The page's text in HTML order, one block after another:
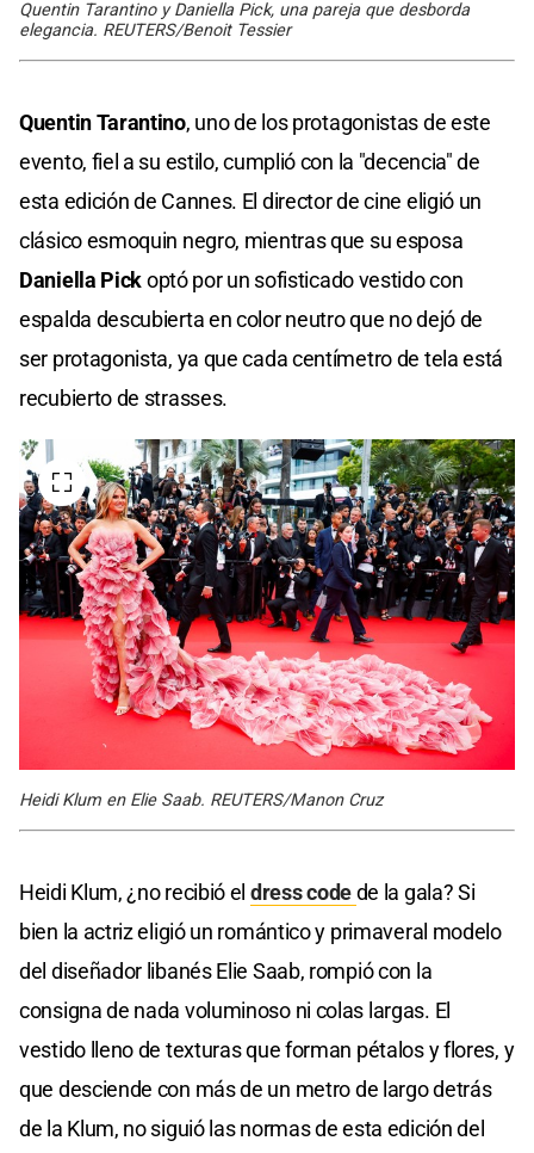
Quentin Tarantino y Daniella Pick, una pareja que desborda
elegancia. REUTERS/Benoit Tessier
Quentin Tarantino, uno de los protagonistas de este
evento, fiel a su estilo, cumplió con la "decencia" de
esta edición de Cannes. El director de cine eligió un
clásico esmoquin negro, mientras que su esposa
Daniella Pickoptó por un sofisticado vestido con
espalda descubierta en color neutro que no dejó de
ser protagonista, ya que cada centímetro de tela está
recubierto de strasses.
Heidi Klum en Elie Saab. REUTERS/Manon Cruz
Heidi Klum, ¿no recibió el dress codede la gala? Si
bien la actriz eligió un romántico y primaveral modelo
del diseñador libanés Elie Saab, rompió con la
consigna de nada voluminoso ni colas largas. El
vestido lleno de texturas que forman pétalos y flores, y
que desciende con más de un metro de largo detrás
de la Klum, no siguió las normas de esta edición del